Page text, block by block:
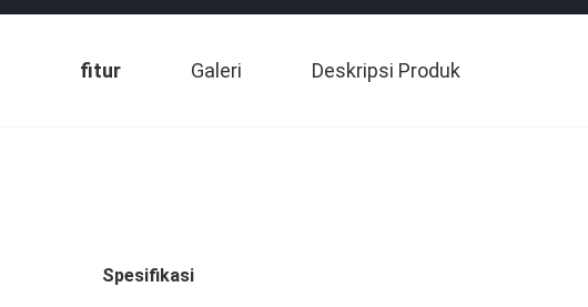
fitur Galeri Deskripsi Produk
Spesifikasi